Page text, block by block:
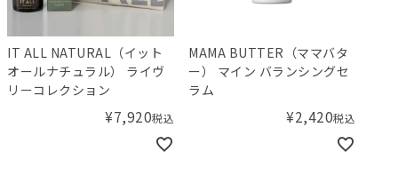
IT ALL NATURAL（イット
オールナチュラル） ライヴ
リーコレクション
¥7,920税込
MAMA BUTTER（ママバタ
ー） マイン バランシングセ
ラム
¥2,420税込